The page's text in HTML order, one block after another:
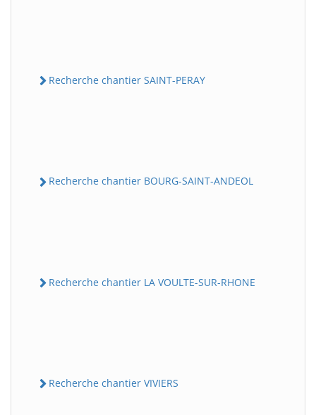
Recherche chantier SAINT-PERAY
Recherche chantier BOURG-SAINT-ANDEOL
Recherche chantier LA VOULTE-SUR-RHONE
Recherche chantier VIVIERS